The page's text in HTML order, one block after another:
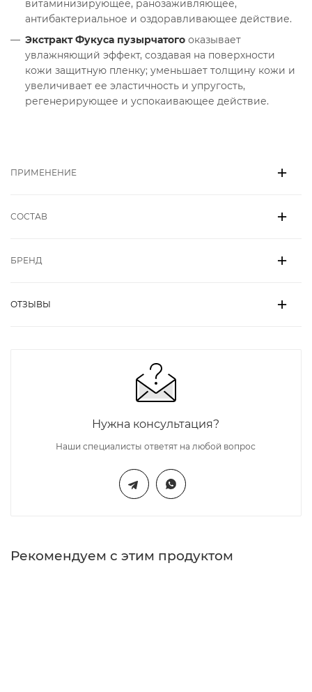
витаминизирующее, ранозаживляющее,
антибактериальное и оздоравливающее действие.
Экстракт Фукуса пузырчатого оказывает
увлажняющий эффект, создавая на поверхности
кожи защитную пленку; уменьшает толщину кожи и
увеличивает ее эластичность и упругость,
регенерирующее и успокаивающее действие.
ПРИМЕНЕНИЕ
СОСТАВ
БРЕНД
ОТЗЫВЫ
Нужна консультация?
Наши специалисты ответят на любой вопрос
Рекомендуем с этим продуктом